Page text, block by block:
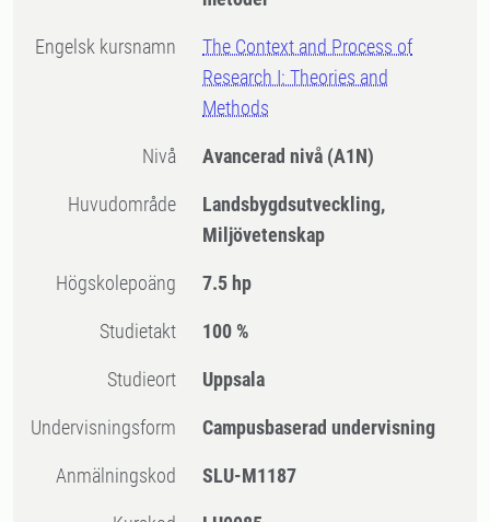
Engelsk kursnamn
The Context and Process of
Research I: Theories and
Methods
Nivå Avancerad nivå (A1N)
Huvudområde
Landsbygdsutveckling,
Miljövetenskap
högskolepoäng 7.5 hp
Studietakt 100 %
Studieort Uppsala
Undervisningsform Campusbaserad undervisning
Anmälningskod SLU-M1187